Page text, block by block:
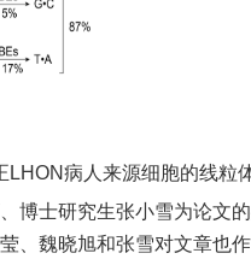
病人来源细胞的线粒
士研究生张小雪为论文的
、魏晓旭和张雪对文章也